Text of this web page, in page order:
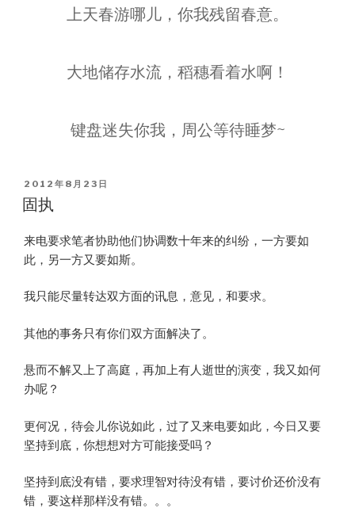
上天春游哪儿，你我残留春意。
大地储存水流，稻穗看着水啊！
键盘迷失你我，周公等待睡梦~
POSTED
ON
2012年8月23日
固执
来电要求笔者协助他们协调数十年来的纠纷，一方要如
此，另一方又要如斯。
我只能尽量转达双方面的讯息，意见，和要求。
其他的事务只有你们双方面解决了。
悬而不解又上了高庭，再加上有人逝世的演变，我又如何
办呢？
更何况，待会儿你说如此，过了又来电要如此，今日又要
坚持到底，你想想对方可能接受吗？
坚持到底没有错，要求理智对待没有错，要讨价还价没有
错，要这样那样没有错。。。